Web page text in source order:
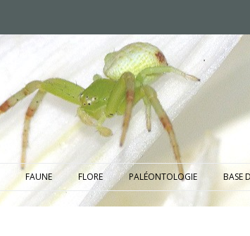
FAUNE FLORE PALÉONTOLOGIE BASE